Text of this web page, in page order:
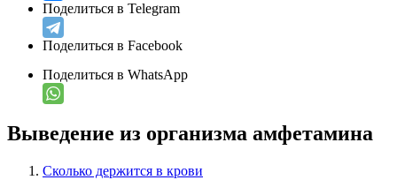
Поделиться в Telegram
Поделиться в Facebook
Поделиться в WhatsApp
Выведение из организма амфетамина
Сколько держится в крови